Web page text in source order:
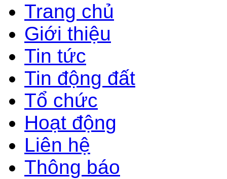
Trang chủ
Giới thiệu
Tin tức
Tin động đất
Tổ chức
Hoạt động
Liên hệ
Thông báo